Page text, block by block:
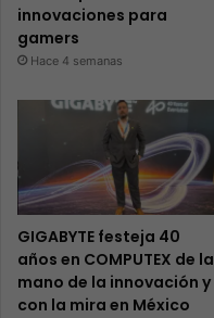
innovaciones para
gamers
Hace 4 semanas
GIGABYTE festeja 40
años en COMPUTEX de la
mano de la innovación y
con la mira en México